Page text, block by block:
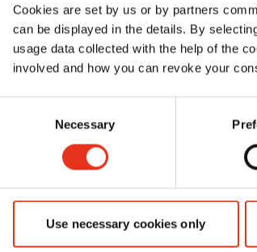
Cookies are set by us or by partners
can be displayed in the details. By
usage data collected with the help of the
involved and how you can revoke your
Necessary
Use necessary cookies only